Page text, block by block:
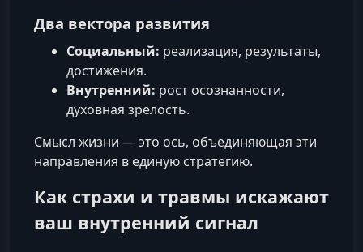
Два вектора развития
Социальный: реализация, результаты,
достижения.
Внутренний: рост осознанности,
духовная зрелость.
Смысл жизни — это ось, объединяющая эти
направления в единую стратегию.
Как страхи и травмы искажают
ваш внутренний сигнал